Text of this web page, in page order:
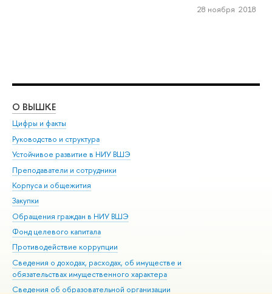
28 ноября 2018
О ВЫШКЕ
Цифры и факты
Руководство и структура
Устойчивое развитие в НИУ ВШЭ
Преподаватели и сотрудники
Корпуса и общежития
Закупки
Обращения граждан в НИУ ВШЭ
Фонд целевого капитала
Противодействие коррупции
Сведения о доходах, расходах, об имуществе и
обязательствах имущественного характера
Сведения об образовательной организации